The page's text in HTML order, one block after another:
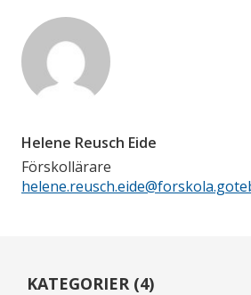
Helene Reusch Eide
Förskollärare
KATEGORIER (4)